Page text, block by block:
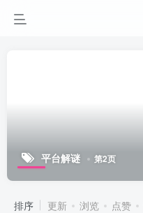
平台解谜 第2页
排序 更新 浏览 点赞